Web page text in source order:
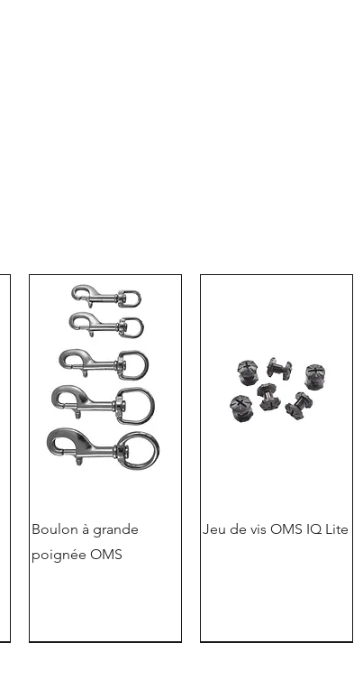
Boulon à grande
poignée OMS
Jeu de vis OMS IQ Lite